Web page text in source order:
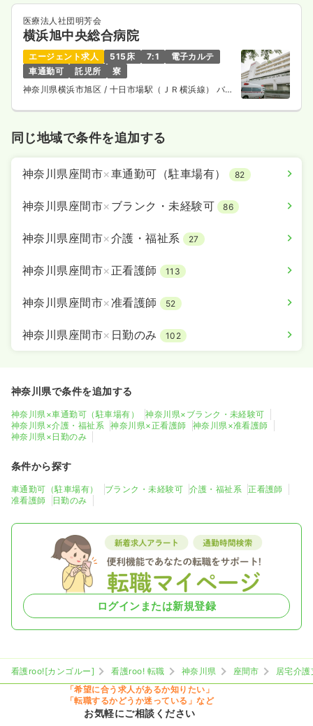
医療法人社団明芳会
横浜旭中央総合病院
エージェント求人 515床 7:1
電子カルテ
車通勤可
託児所
寮
神奈川県横浜市旭区 / 十日市場駅（ＪＲ横浜線） バス
同じ地域で条件を追加する
神奈川県座間市×車通勤可（駐車場有） 82
神奈川県座間市× ブランク・未経験可 86
神奈川県座間市×介護・福祉系 27
神奈川県座間市× 正看護師 113
神奈川県座間市×准看護師 52
神奈川県座間市× 日勤のみ 102
神奈川県で条件を追加する
神奈川県×車通勤可（駐車場有）
神奈川県×ブランク・未経験可
神奈川県×介護・福祉系
神奈川県×正看護師
神奈川県×准看護師
神奈川県×日勤のみ
条件から探す
車通勤可（駐車場有） ブランク・未経験可 介護・福祉系
正看護師
准看護師
日勤のみ
ログインまたは新規登録
看護roo![カンゴルー] 看護roo! 転職 神奈川県 座間市
居宅介
「希望に合う求人があるか知りたい」
「転職するかどうか迷っている」など
お気軽にご相談ください